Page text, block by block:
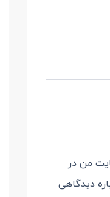
من در
دیدگاهی